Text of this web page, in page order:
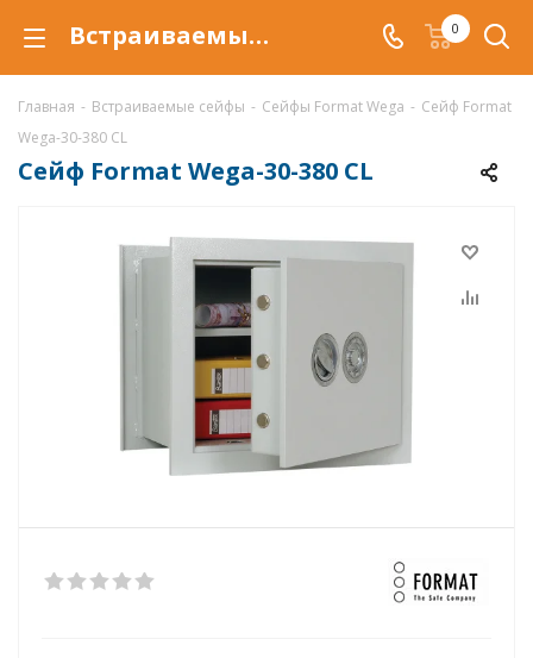
Встраиваемый сейф Format Wega-30-380 CL, сейф Wega-30-380 CL 0
Главная - Встраиваемые сейфы - Сейфы Format Wega - Сейф Format
Wega-30-380 CL
Сейф Format Wega-30-380 CL